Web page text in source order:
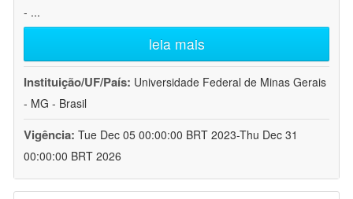
- ...
leia mais
Instituição/UF/País: Universidade Federal de Minas Gerais
- MG - Brasil
Vigência: Tue Dec 05 00:00:00 BRT 2023-Thu Dec 31
00:00:00 BRT 2026